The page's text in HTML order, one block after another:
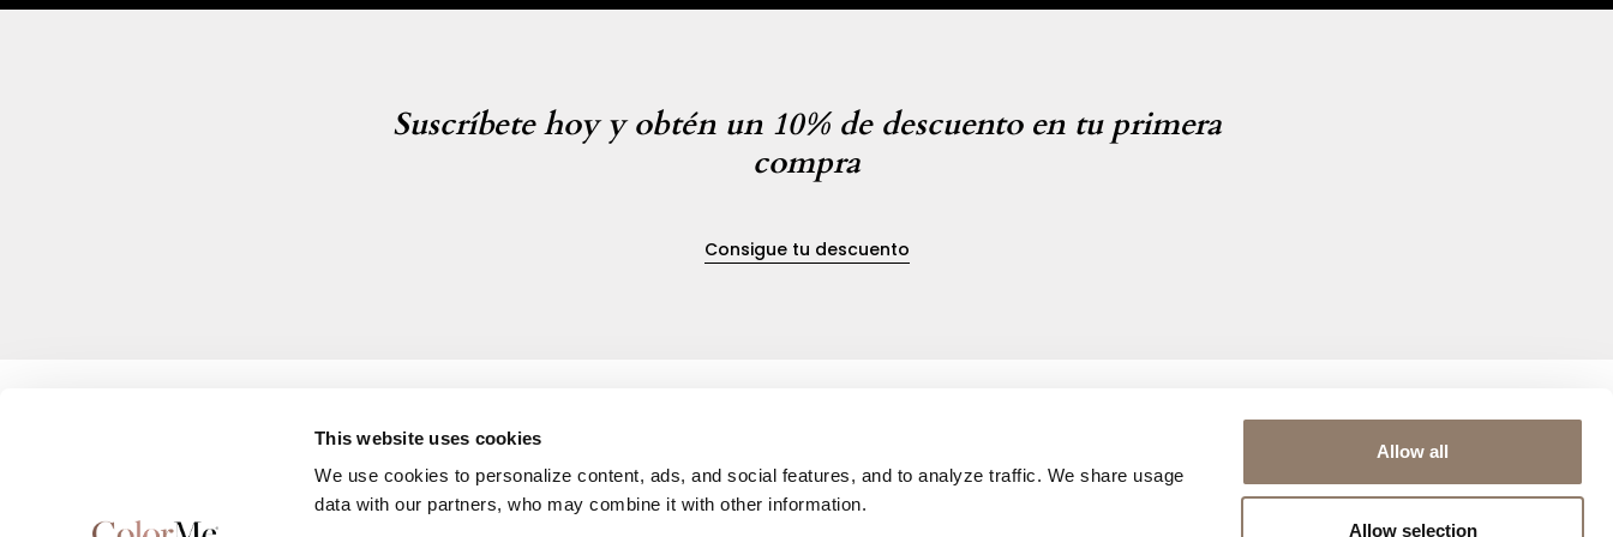
This website uses cookies
We use cookies to personalize content, ads, and social features, and to analyze traffic. We share usage
data with our partners, who may combine it with other information.
Allow all
Allow selection
Suscríbete hoy y obtén un 10% de descuento en tu primera
compra
Consigue tu descuento
Servicios Mapa de sitio Proveedores de pago